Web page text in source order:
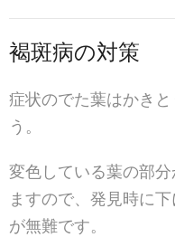
褐斑病の対策
症状のでた葉はかき
う。
変色している葉の部
ますので、発見時に
が無難です。